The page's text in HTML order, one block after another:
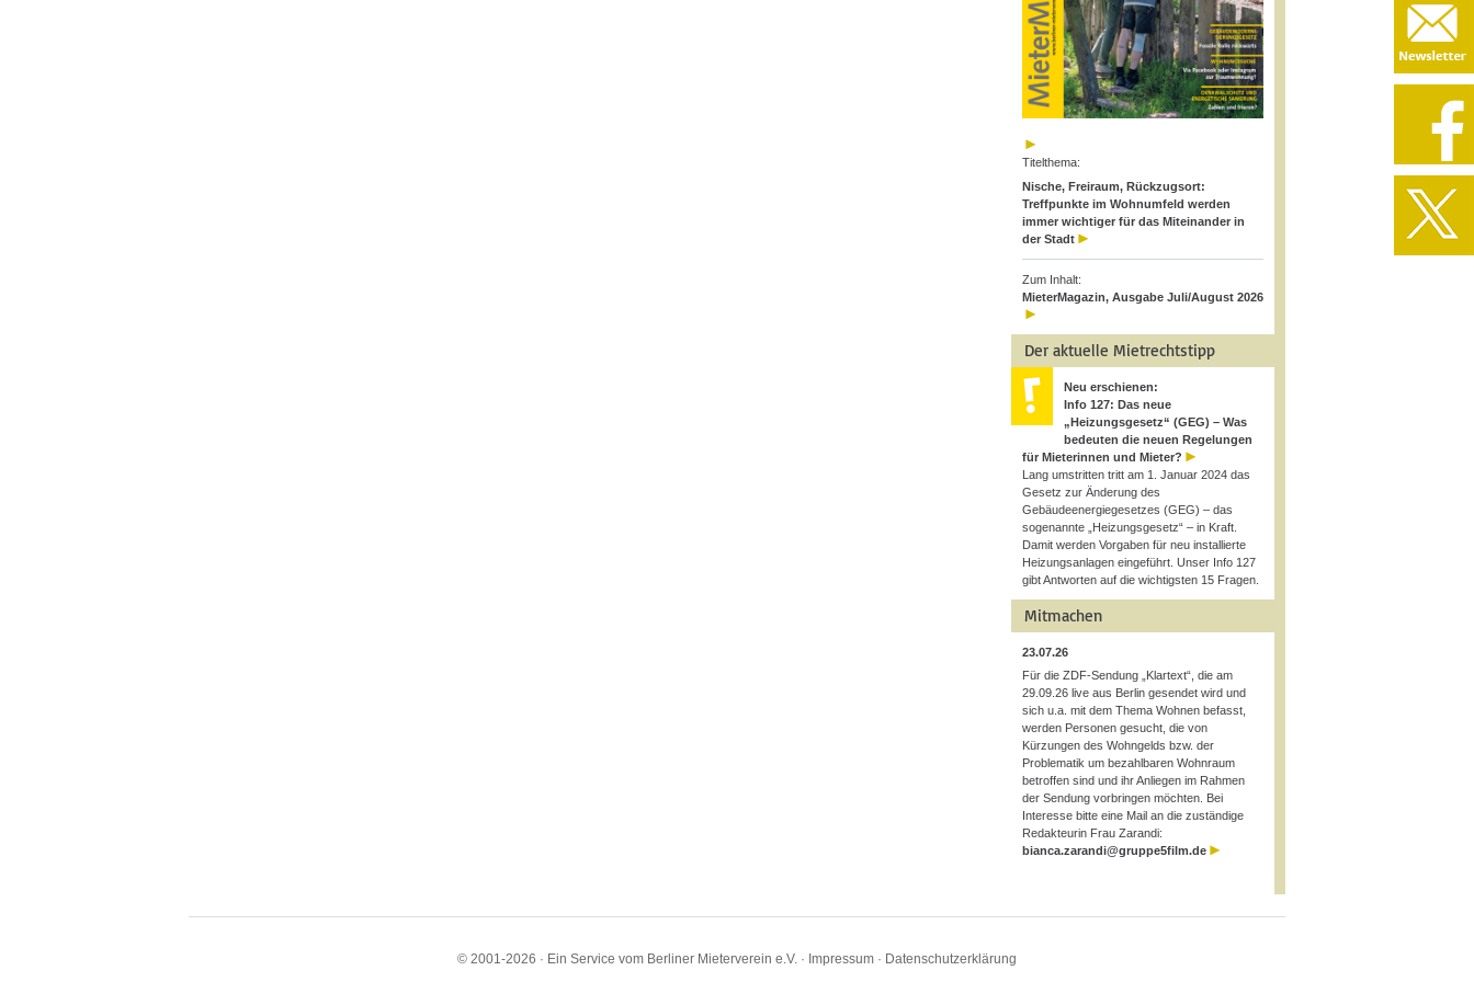
Titelthema:
Nische, Freiraum, Rückzugsort:
Treffpunkte im Wohnumfeld werden
immer wichtiger für das Miteinander in
der Stadt
Zum Inhalt:
MieterMagazin, Ausgabe Juli/August 2026
Der aktuelle Mietrechtstipp
Neu erschienen:
Info 127: Das neue
„Heizungsgesetz“ (GEG) – Was
bedeuten die neuen Regelungen
für Mieterinnen und Mieter?
Lang umstritten tritt am 1. Januar 2024 das
Gesetz zur Änderung des
Gebäudeenergiegesetzes (GEG) – das
sogenannte „Heizungsgesetz“ – in Kraft.
Damit werden Vorgaben für neu installierte
Heizungsanlagen eingeführt. Unser Info 127
gibt Antworten auf die wichtigsten 15 Fragen.
Mitmachen
23.07.26
Für die ZDF-Sendung „Klartext“, die am
29.09.26 live aus Berlin gesendet wird und
sich u.a. mit dem Thema Wohnen befasst,
werden Personen gesucht, die von
Kürzungen des Wohngelds bzw. der
Problematik um bezahlbaren Wohnraum
betroffen sind und ihr Anliegen im Rahmen
der Sendung vorbringen möchten. Bei
Interesse bitte eine Mail an die zuständige
Redakteurin Frau Zarandi:
bianca.zarandi@gruppe5film.de
© 2001-2026 · Ein Service vom Berliner Mieterverein e.V. · Impressum · Datenschutzerklärung